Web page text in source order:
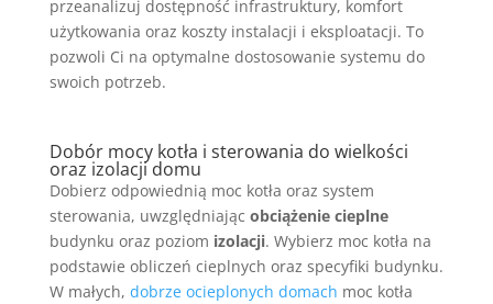
przeanalizuj dostępność infrastruktury, komfort
użytkowania oraz koszty instalacji i eksploatacji. To
pozwoli Ci na optymalne dostosowanie systemu do
swoich potrzeb.
Dobór mocy kotła i sterowania do wielkości
oraz izolacji domu
Dobierz odpowiednią moc kotła oraz system
sterowania, uwzględniając obciążenie cieplne
budynku oraz poziom izolacji. Wybierz moc kotła na
podstawie obliczeń cieplnych oraz specyfiki budynku.
W małych, dobrze ocieplonych domach moc kotła